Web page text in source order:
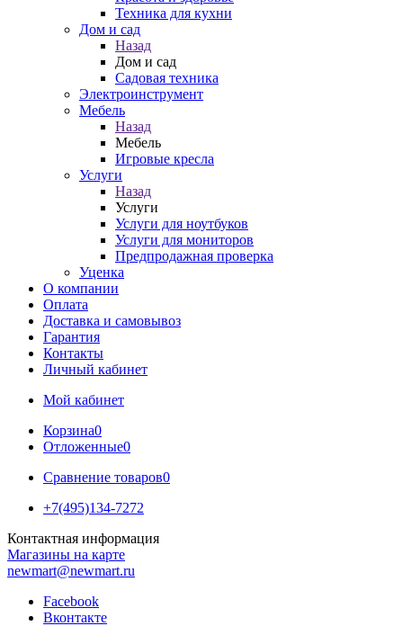
Техника для кухни
Дом и сад
Назад
Дом и сад
Садовая техника
Электроинструмент
Мебель
Назад
Мебель
Игровые кресла
Услуги
Назад
Услуги
Услуги для ноутбуков
Услуги для мониторов
Предпродажная проверка
Уценка
О компании
Оплата
Доставка и самовывоз
Гарантия
Контакты
Личный кабинет
Мой кабинет
Корзина0
Отложенные0
Сравнение товаров0
+7(495)134-7272
Контактная информация
Магазины на карте
newmart@newmart.ru
Facebook
Вконтакте